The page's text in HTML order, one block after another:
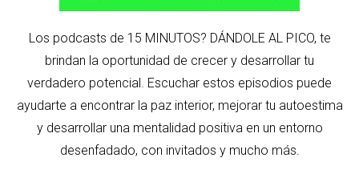
Los podcasts de 15 MINUTOS? DÁNDOLE AL PICO, te
brindan la oportunidad de crecer y desarrollar tu
verdadero potencial. Escuchar estos episodios puede
ayudarte a encontrar la paz interior, mejorar tu autoestima
y desarrollar una mentalidad positiva en un entorno
desenfadado, con invitados y mucho más.